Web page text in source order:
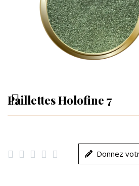
Paillettes Holofine 7
     Donnez